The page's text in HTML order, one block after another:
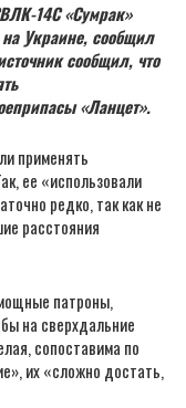
14С «Сумрак»
Украине, сообщил
сообщил, что
«Ланцет».
применять
ее «использовали
редко, так как не
расстояния
патроны,
на сверхдальние
сопоставима по
их «сложно достать,